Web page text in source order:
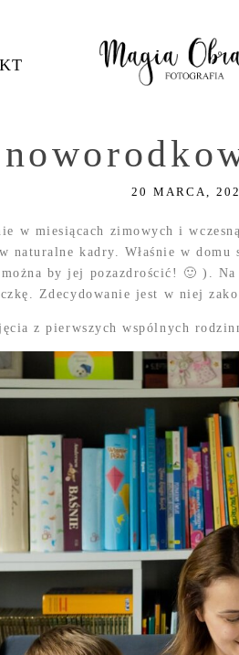
20 MARCA,
w miesiącach zimowych i
naturalne kadry. Właśnie w
by jej pozazdrościć! 🙂 ).
Zdecydowanie jest w niej
z pierwszych wspólnych